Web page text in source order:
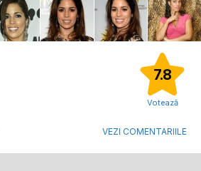
7.8
Votează
VEZI COMENTARIILE